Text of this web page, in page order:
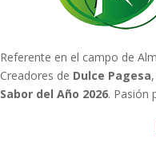
Referente en el campo de
Creadores de Dulce Pagesa
Sabor del Año 2026. Pasión